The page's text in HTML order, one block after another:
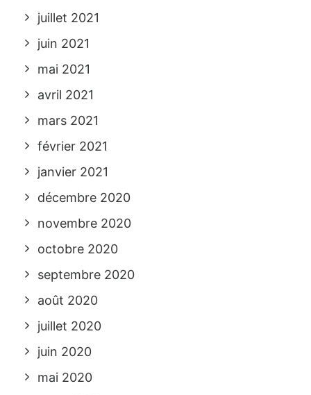
juillet 2021
juin 2021
mai 2021
avril 2021
mars 2021
février 2021
janvier 2021
décembre 2020
novembre 2020
octobre 2020
septembre 2020
août 2020
juillet 2020
juin 2020
mai 2020